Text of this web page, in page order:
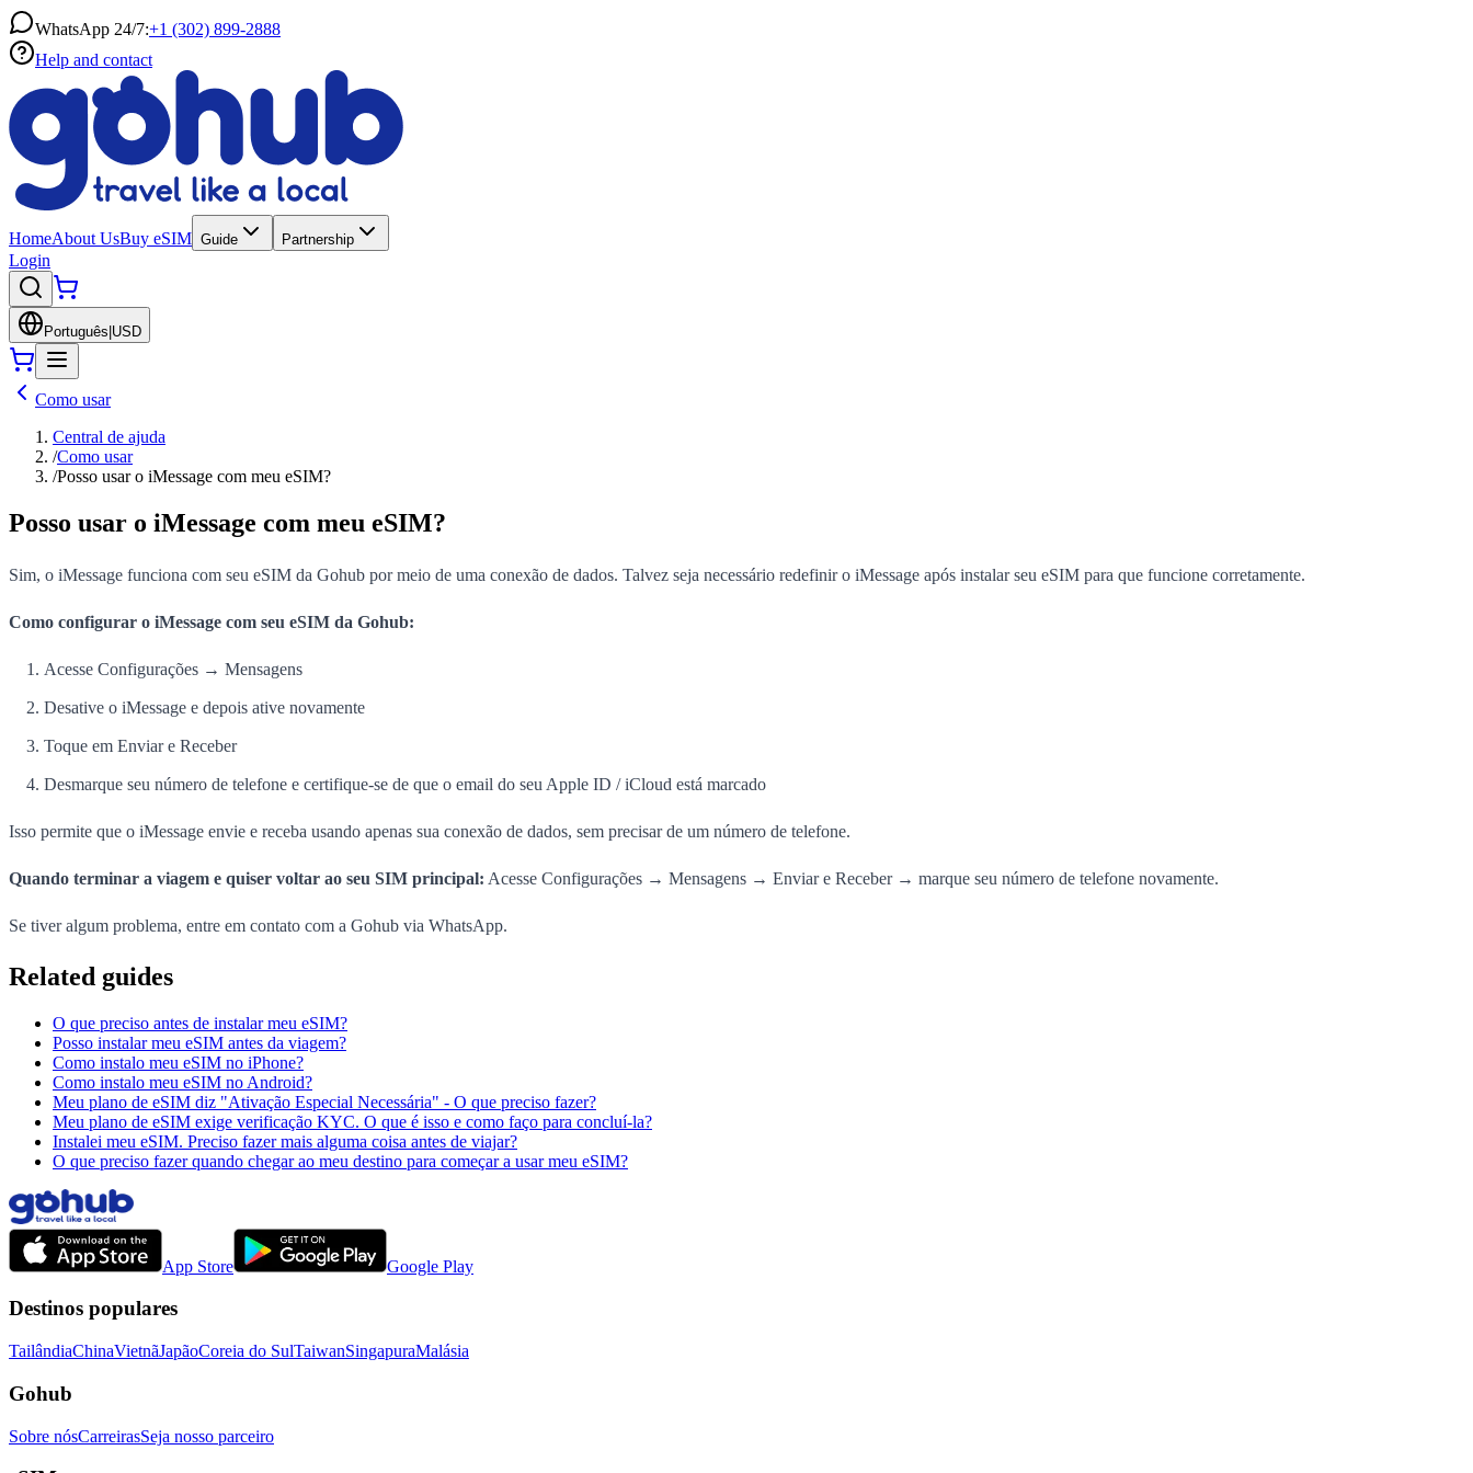
WhatsApp 24/7:+1 (302) 899-2888
Help and contact
HomeAbout UsBuy eSIM Guide Partnership
Login
Português USD
Como usar
Central de ajuda
/Como usar
/Posso usar o iMessage com meu eSIM?
Posso usar o iMessage com meu eSIM?
Sim, o iMessage funciona com seu eSIM da Gohub por meio de uma conexão de dados. Talvez seja necessário redefinir o iMessage após instalar seu eSIM para que funcione corretamente.
Como configurar o iMessage com seu eSIM da Gohub:
Acesse Configurações → Mensagens
Desative o iMessage e depois ative novamente
Toque em Enviar e Receber
Desmarque seu número de telefone e certifique-se de que o email do seu Apple ID / iCloud está marcado
Isso permite que o iMessage envie e receba usando apenas sua conexão de dados, sem precisar de um número de telefone.
Quando terminar a viagem e quiser voltar ao seu SIM principal: Acesse Configurações → Mensagens → Enviar e Receber → marque seu número de telefone novamente.
Se tiver algum problema, entre em contato com a Gohub via WhatsApp.
Related guides
O que preciso antes de instalar meu eSIM?
Posso instalar meu eSIM antes da viagem?
Como instalo meu eSIM no iPhone?
Como instalo meu eSIM no Android?
Meu plano de eSIM diz "Ativação Especial Necessária" - O que preciso fazer?
Meu plano de eSIM exige verificação KYC. O que é isso e como faço para concluí-la?
Instalei meu eSIM. Preciso fazer mais alguma coisa antes de viajar?
O que preciso fazer quando chegar ao meu destino para começar a usar meu eSIM?
App Store Google Play
Destinos populares
TailândiaChinaVietnãJapãoCoreia do SulTaiwanSingapuraMalásia
Gohub
Sobre nósCarreirasSeja nosso parceiro